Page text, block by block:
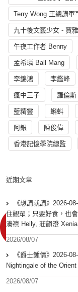
Terry Wong 王總講軍
九十後文藝少女 - 賈
午夜工作者 Benny
孟希璘 Ball Mang
李錦鴻 李鑑峰
瘋中三子 羅倫斯
藍精靈 蝌蚪
阿銀 陳俊偉
香港記憶學院總監
近期文章
《想講就講》2026-
住觀眾；只要好食，也
溱禧 Heily, 莊韻澄
2026/08/07
《爵士鍾情》2026-
Nightingale of the
2026/08/07